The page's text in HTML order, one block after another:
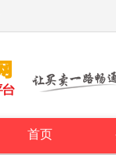
首页